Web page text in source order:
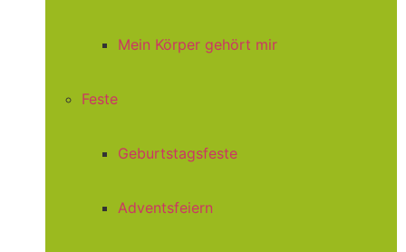
Mein Körper gehört mir
Feste
Geburtstagsfeste
Adventsfeiern